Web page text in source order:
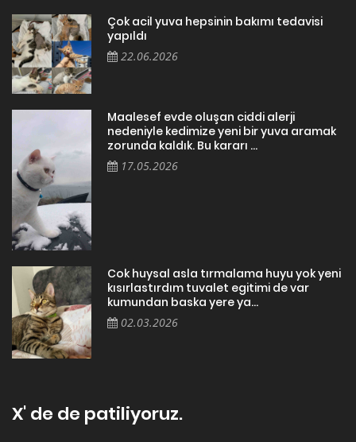
Çok acil yuva hepsinin bakımı tedavisi
yapıldı
22.06.2026
Maalesef evde oluşan ciddi alerji
nedeniyle kedimize yeni bir yuva aramak
zorunda kaldık. Bu kararı ...
17.05.2026
Cok huysal asla tırmalama huyu yok yeni
kısırlastırdım tuvalet egitimi de var
kumundan baska yere ya...
02.03.2026
X' de de patiliyoruz.